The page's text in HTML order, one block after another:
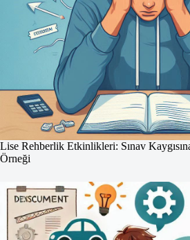
Lise Rehberlik Etkinlikleri: Sınav
Örneği